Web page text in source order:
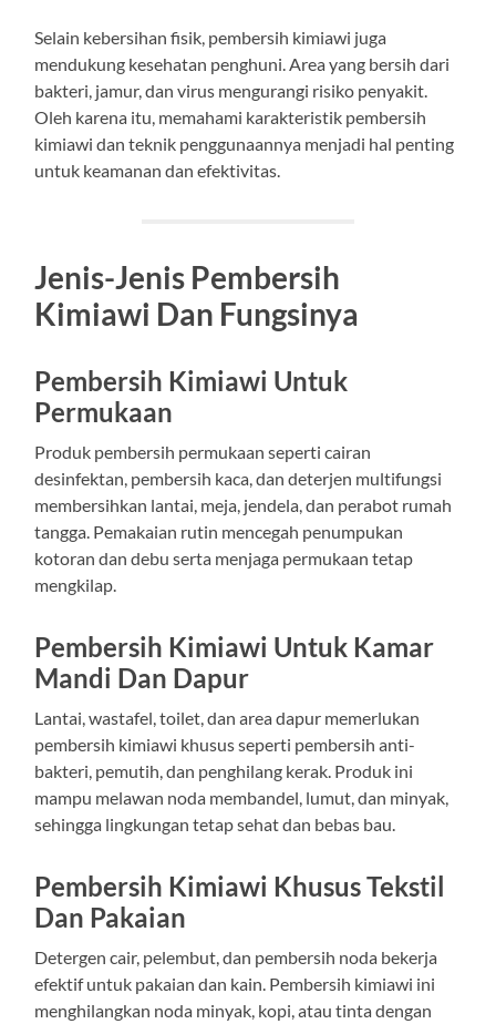
Selain kebersihan fisik, pembersih kimiawi juga
mendukung kesehatan penghuni. Area yang bersih dari
bakteri, jamur, dan virus mengurangi risiko penyakit.
Oleh karena itu, memahami karakteristik pembersih
kimiawi dan teknik penggunaannya menjadi hal penting
untuk keamanan dan efektivitas.
Jenis-Jenis Pembersih
Kimiawi Dan Fungsinya
Pembersih Kimiawi Untuk
Permukaan
Produk pembersih permukaan seperti cairan
desinfektan, pembersih kaca, dan deterjen multifungsi
membersihkan lantai, meja, jendela, dan perabot rumah
tangga. Pemakaian rutin mencegah penumpukan
kotoran dan debu serta menjaga permukaan tetap
mengkilap.
Pembersih Kimiawi Untuk Kamar
Mandi Dan Dapur
Lantai, wastafel, toilet, dan area dapur memerlukan
pembersih kimiawi khusus seperti pembersih anti-
bakteri, pemutih, dan penghilang kerak. Produk ini
mampu melawan noda membandel, lumut, dan minyak,
sehingga lingkungan tetap sehat dan bebas bau.
Pembersih Kimiawi Khusus Tekstil
Dan Pakaian
Detergen cair, pelembut, dan pembersih noda bekerja
efektif untuk pakaian dan kain. Pembersih kimiawi ini
menghilangkan noda minyak, kopi, atau tinta dengan